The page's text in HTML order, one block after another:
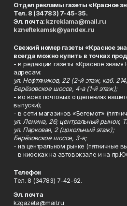
Отдел рекламы газеты «Красное
Тел. 8 (34783) 7-45-35.
Эл. почта: kzreklama@mail.ru
kzneftekamsk@yandex.ru
Свежий номер газеты «Красное
всегда можно купить в точках
- в редакции газеты «Красное знамя
адресам:
ул. Нефтяников, 22 (2-й этаж, каб.
Берёзовское шоссе, 4-а (1-й этаж);
- во всех почтовых отделениях
выпуски);
- в сети магазинов «Бегемот»
ул. Ленина, 26; центральный рынок,
ул. Парковая, 2 (цокольный этаж);
Берёзовское шоссе, 3-в;
- на центральном рынке (пятничные
- в киосках на автовокзале и на
Телефон
Тел. 8 (34783) 7-42-62.
Эл. почта
kzgazeta@mail.ru